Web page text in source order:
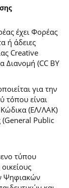
έχει Φορέας
ή άδειες
Creative
(CC BY
για την
τόπου είναι
Κώδικα (ΕΛ/ΛΑΚ)
(General Public
τύπου
Ψηφιακών